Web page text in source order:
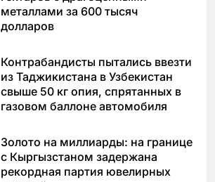
металлами за 600 тысяч
долларов
Контрабандисты пытались ввезти
из Таджикистана в Узбекистан
свыше 50 кг опия, спрятанных в
газовом баллоне автомобиля
Золото на миллиарды: на границе
с Кыргызстаном задержана
рекордная партия ювелирных